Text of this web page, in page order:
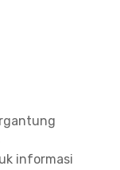
informasi